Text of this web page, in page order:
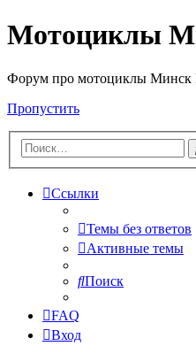
Мотоциклы
Форум про мотоциклы
Пропустить
Ссылки
Темы без ответов
Активные темы
Поиск
FAQ
Вход